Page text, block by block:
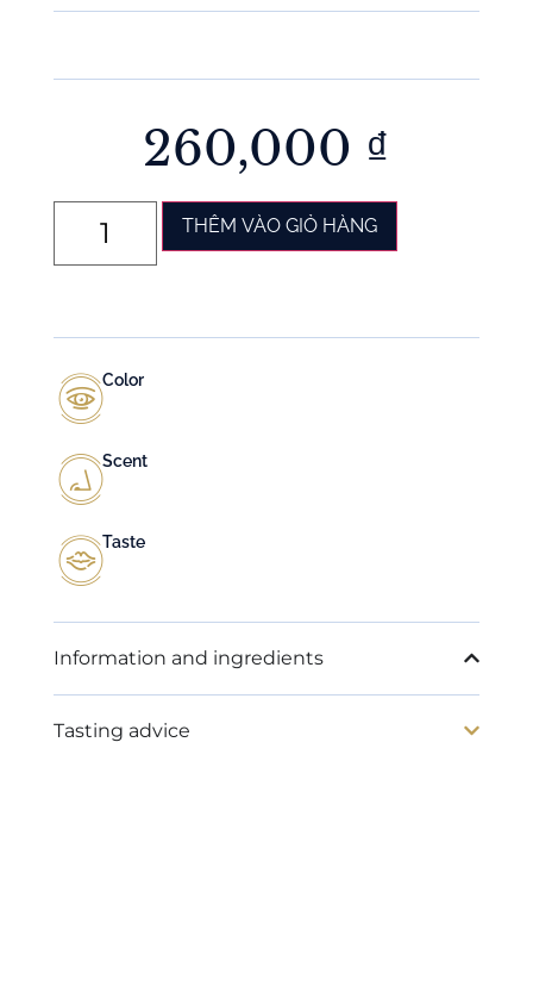
260,000 ₫
THÊM VÀO GIỎ HÀNG
Color
Scent
Taste
Information and ingredients
Tasting advice